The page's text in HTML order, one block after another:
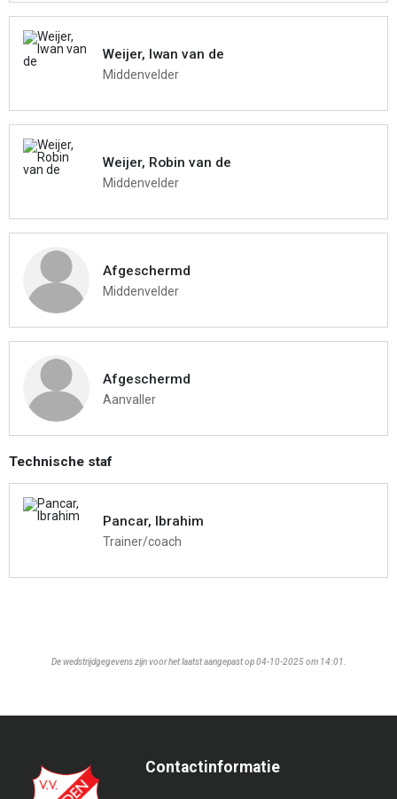
Weijer, Iwan van de
Middenvelder
Weijer, Robin van de
Middenvelder
Afgeschermd
Middenvelder
Afgeschermd
Aanvaller
Technische staf
Pancar, Ibrahim
Trainer/coach
De wedstrijdgegevens zijn voor het laatst aangepast op 04-10-2025 om 14:01.
Contactinformatie